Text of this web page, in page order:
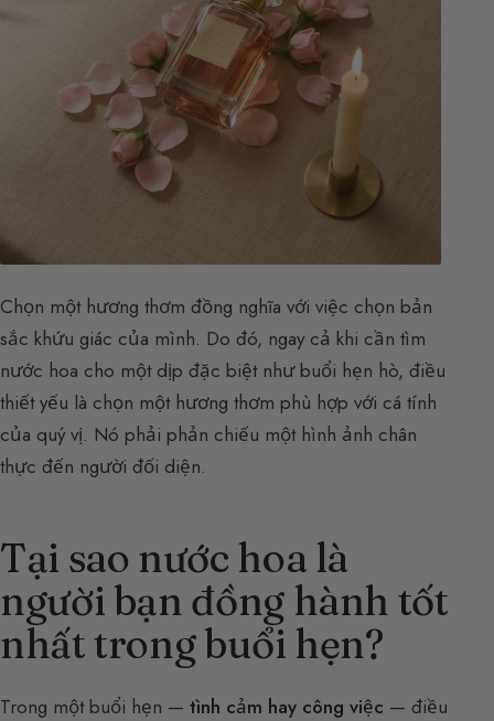
Chọn một hương thơm đồng nghĩa với việc chọn bản
sắc khứu giác của mình. Do đó, ngay cả khi cần tìm
nước hoa cho một dịp đặc biệt như buổi hẹn hò, điều
thiết yếu là chọn một hương thơm phù hợp với cá tính
của quý vị. Nó phải phản chiếu một hình ảnh chân
thực đến người đối diện.
Tại sao nước hoa là
người bạn đồng hành tốt
nhất trong buổi hẹn?
Trong một buổi hẹn — tình cảm hay công việc — điều